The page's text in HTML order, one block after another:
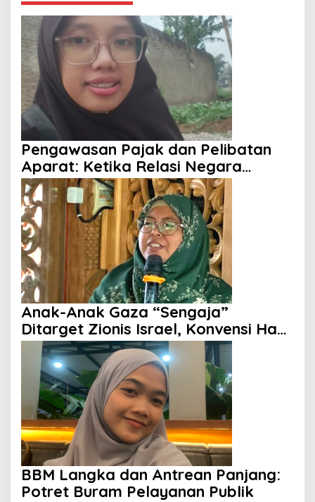
Pengawasan Pajak dan Pelibatan
Aparat: Ketika Relasi Negara
dengan Rakyat Dipertanyakan
Anak-Anak Gaza “Sengaja”
Ditarget Zionis Israel, Konvensi Hak
Anak Tak Berdaya
BBM Langka dan Antrean Panjang:
Potret Buram Pelayanan Publik